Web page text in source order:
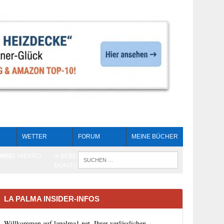
WETTER FORUM MEINE BÜCHER
LA PALMA INSIDER-INFOS